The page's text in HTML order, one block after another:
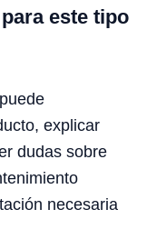
este tipo
explicar
dudas sobre
necesaria